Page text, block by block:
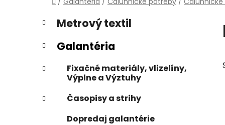
B
o
č
ý
a
Preskočiť
kategórie
K
a
t
e
ó
i
e
Metrový textil
Galantéria
Fixačné materiály, vlizelíny,
Výplne a Výztuhy
Časopisy a strihy
Dopredaj galantérie